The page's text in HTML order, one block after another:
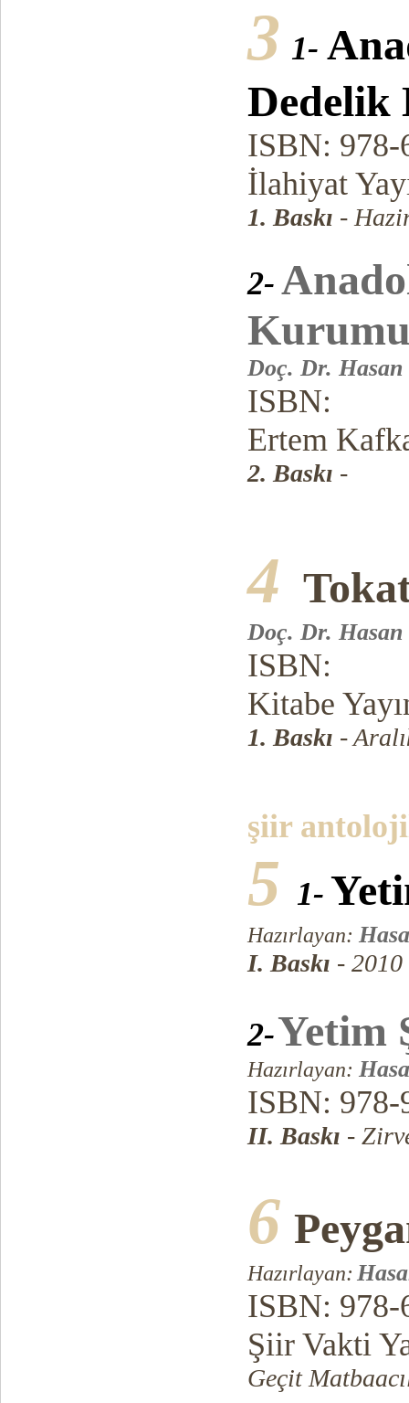
3 1-
Dedelik
ISBN: 978-
İlahiyat
1. Baskı -
2-
Doç. Dr. Hasan
ISBN:
Ertem
2. Baskı -
4
Doç. Dr. Hasan
ISBN:
Kitabe
1. Baskı -
şiir
5 1-
Hazırlayan:
I. Baskı - 2010
2-Yetim
Hazırlayan:
ISBN: 978-
II. Baskı -
6
Hazırlayan:
ISBN: 978-
Şiir Vakti
Geçit